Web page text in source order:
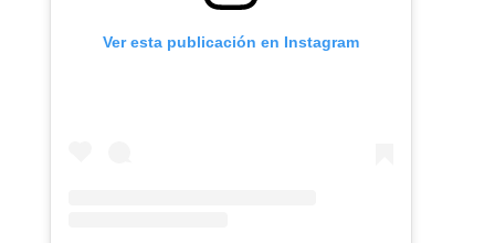
Ver esta publicación en Instagram